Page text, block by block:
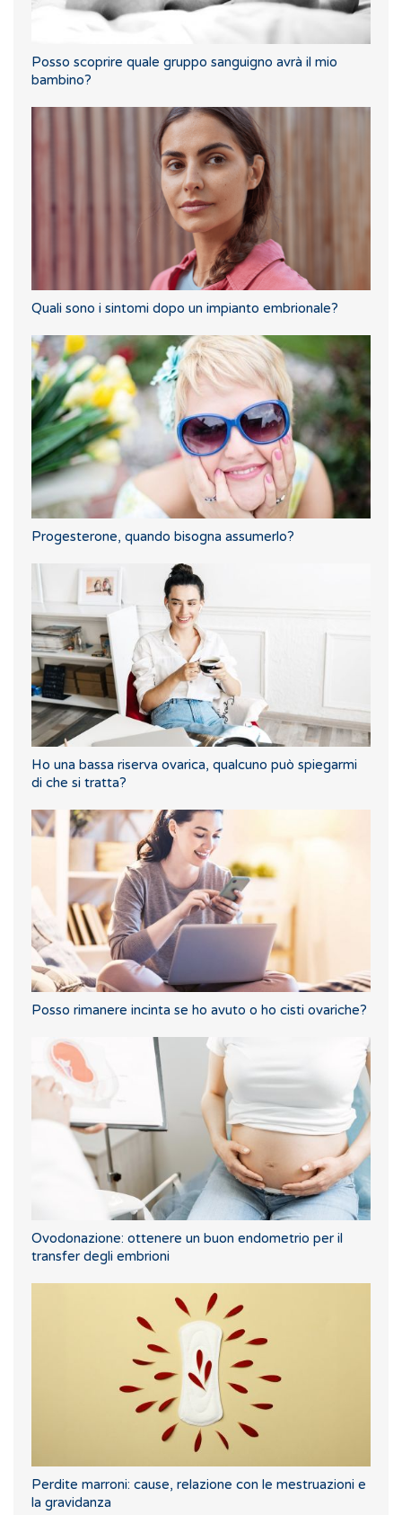
Posso scoprire quale gruppo sanguigno avrà il mio
bambino?
Quali sono i sintomi dopo un impianto embrionale?
Progesterone, quando bisogna assumerlo?
Ho una bassa riserva ovarica, qualcuno può spiegarmi
di che si tratta?
Posso rimanere incinta se ho avuto o ho cisti ovariche?
Ovodonazione: ottenere un buon endometrio per il
transfer degli embrioni
Perdite marroni: cause, relazione con le mestruazioni e
la gravidanza